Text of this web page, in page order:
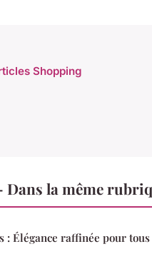
Shopping
la même
: Élégance raffinée pour